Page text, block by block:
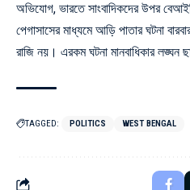
অভিযোগ, ভারতে সাংবাদিকদের উপর
পেগাসাসের মাধ্যমে আড়ি পাতার ঘটনা
রাজি নয়। এরকম ঘটনা মানবাধিকার লঙ্ঘন
TAGGED: POLITICS WEST BENGAL